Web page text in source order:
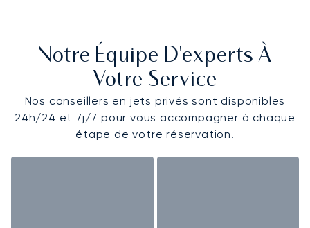
Notre Équipe D'experts À
Votre Service
Nos conseillers en jets privés sont disponibles
24h/24 et 7j/7 pour vous accompagner à chaque
étape de votre réservation.